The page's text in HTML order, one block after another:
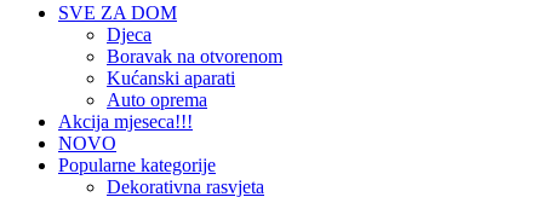
SVE ZA DOM
Djeca
Boravak na otvorenom
Kućanski aparati
Auto oprema
Akcija mjeseca!!!
NOVO
Popularne kategorije
Dekorativna rasvjeta